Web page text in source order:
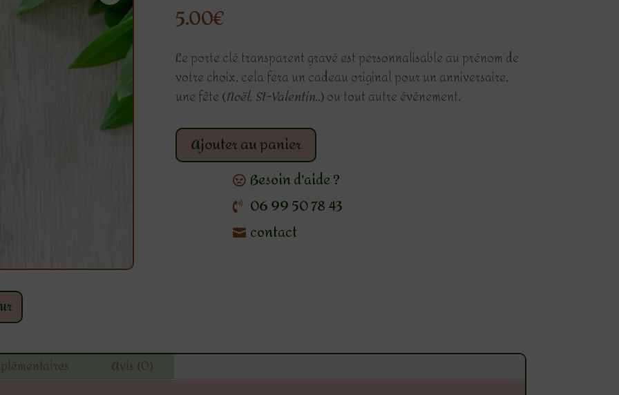
5.00€
Leporte clé transparent gravé est personnalisable au prénom de
votre choix, cela fera un cadeau original pour un anniversaire,
une fête (Noël, St-Valentin..) ou tout autre événement.
Ajouter au panier
Besoin d'aide ?
06 99 50 78 43
contact
Avis (0)